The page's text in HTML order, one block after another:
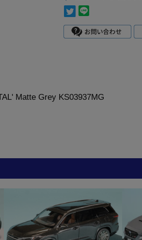
Matte Grey KS03937MG